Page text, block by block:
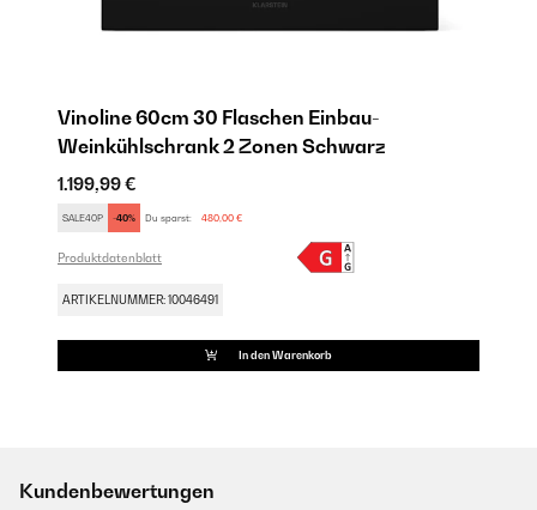
Vinoline 60cm 30 Flaschen Einbau-
Weinkühlschrank 2 Zonen Schwarz
1.199,99 €
SALE40P -40% Du sparst: 480,00 €
Produktdatenblatt
ARTIKELNUMMER: 10046491
In den Warenkorb
Kundenbewertungen